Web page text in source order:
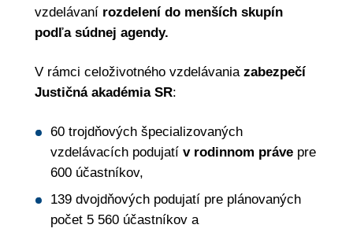
vzdelávaní rozdelení do menších skupín
podľa súdnej agendy.
V rámci celoživotného vzdelávania zabezpečí
Justičná akadémia SR:
60 trojdňových špecializovaných
vzdelávacích podujatí v rodinnom právepre
600 účastníkov,
139 dvojdňových podujatí pre plánovaných
počet 5 560 účastníkov a